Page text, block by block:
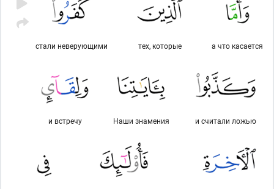
а что касается
тех, которые
стали неверующими
и считали ложью
Наши знамения
и встречу